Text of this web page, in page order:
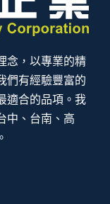
念，以專業的精
們有經驗豐富的
適合的品項。我
中、台南、高